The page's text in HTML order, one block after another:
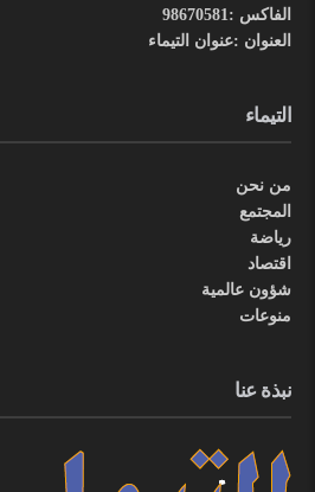
الفاكس :98670581
العنوان :عنوان التيماء
التيماء
من نحن
المجتمع
رياضة
اقتصاد
شؤون عالمية
منوعات
نبذة عنا